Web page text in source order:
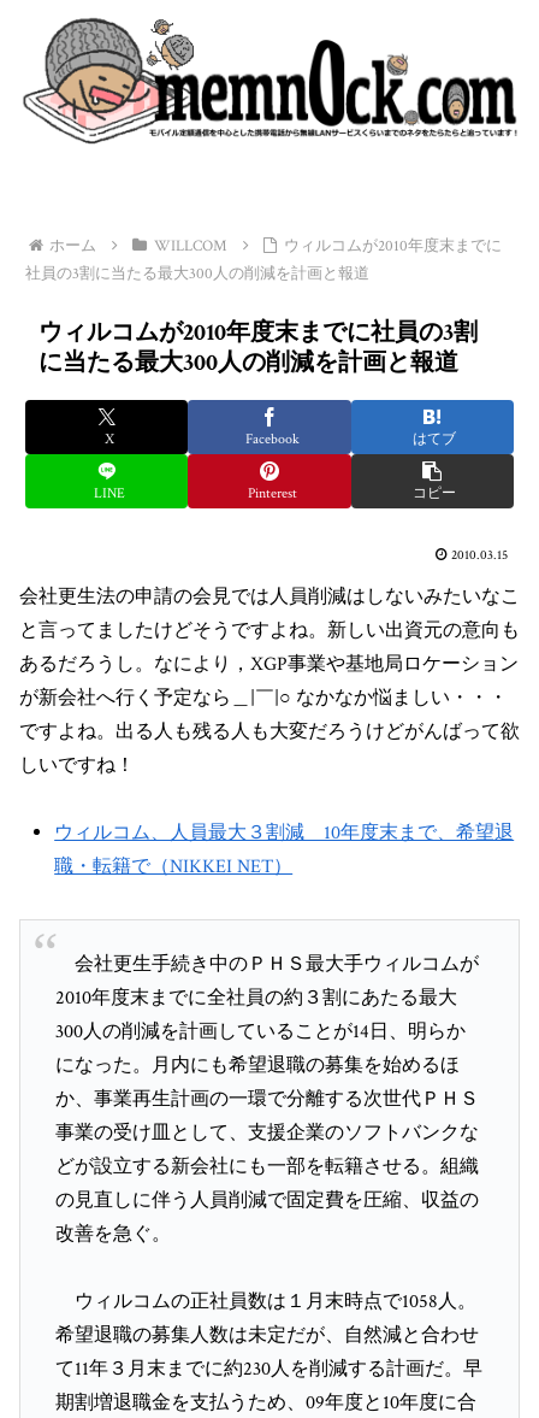
ホーム WILLCOM
ウィルコムが2010年度末までに
社員の3割に当たる最大300人の削減を計画と報道
ウィルコムが2010年度末までに社員の3割
に当たる最大300人の削減を計画と報道
X Facebook はてブ
LINE Pinterest コピー
2010.03.15
会社更生法の申請の会見では人員削減はしないみたいなこ
と言ってましたけどそうですよね。新しい出資元の意向も
あるだろうし。なにより，XGP事業や基地局ロケーション
が新会社へ行く予定なら＿|￣|○ なかなか悩ましい・・・
ですよね。出る人も残る人も大変だろうけどがんばって欲
しいですね！
ウィルコム、人員最大３割減 10年度末まで、希望退
職・転籍で（NIKKEI NET）
会社更生手続き中のＰＨＳ最大手ウィルコムが
2010年度末までに全社員の約３割にあたる最大
300人の削減を計画していることが14日、明らか
になった。月内にも希望退職の募集を始めるほ
か、事業再生計画の一環で分離する次世代ＰＨＳ
事業の受け皿として、支援企業のソフトバンクな
どが設立する新会社にも一部を転籍させる。組織
の見直しに伴う人員削減で固定費を圧縮、収益の
改善を急ぐ。
ウィルコムの正社員数は１月末時点で1058人。
希望退職の募集人数は未定だが、自然減と合わせ
て11年３月末までに約230人を削減する計画だ。早
期割増退職金を支払うため、09年度と10年度に合